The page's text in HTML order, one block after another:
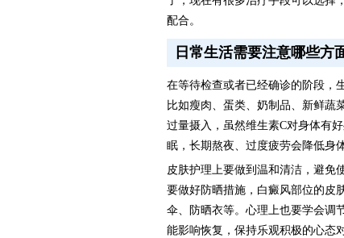
配合。
日常生活需要注意哪些方
在等待检查或者已经确诊的阶段，
比如瘦肉、蛋类、奶制品、新鲜蔬
过量摄入，虽然维生素C对身体有
眠，长期熬夜、过度疲劳会降低身
皮肤护理上要做到温和清洁，避免
要做好防晒措施，白癜风部位的皮
伞、防晒衣等。心理上也要学会调
能影响恢复，保持乐观积极的心态